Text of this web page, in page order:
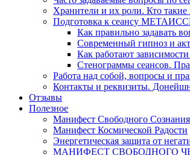
Хранители и их роли. Кто
Подготовка к сеансу
Как правильно задавать
Современный гипноз и
Как работают
Стенограммы сеансов.
Работа над собой, вопросы и
Контакты и реквизиты.
Отзывы
Полезное
Манифест Свободного
Манифест Космической Радости
Энергетическая защита от
МАНИФЕСТ СВОБОДНОГО